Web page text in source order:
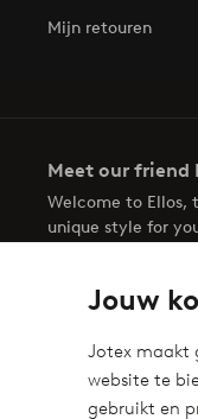
Jouw
Jotex maakt
website te
gebruikt en
Mijn retouren
Meet our friend
Welcome to Ellos,
unique style for
Veilig